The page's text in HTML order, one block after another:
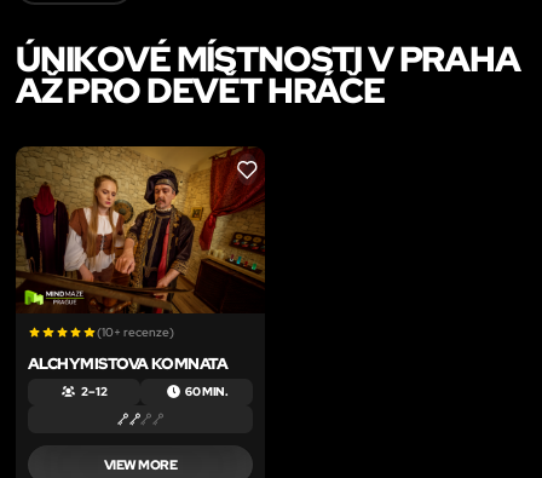
ÚNIKOVÉ MÍSTNOSTI V PRAHA
AŽ PRO DEVĚT HRÁČE
LIKE
(10+ recenze)
ALCHYMISTOVA KOMNATA
2 – 12 60 MIN.
VIEW MORE